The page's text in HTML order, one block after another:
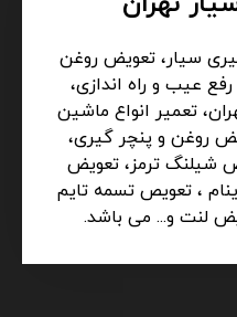
سیار، تعویض روغن
عیب و راه اندازی،
تعمیر انواع ماشین
روغن و پنچر گیری،
شیلنگ ترمز، تعویض
، تعویص تسمه تایم
لنت و... می باشد.